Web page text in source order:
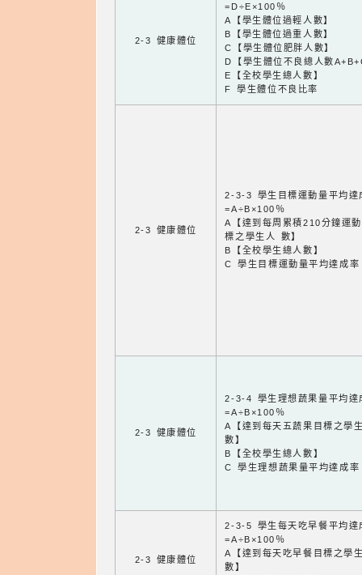
2-3 健康體位
=D÷E×100％
A【學生體位過輕人數】
B【學生體位過重人數】
C【學生體位肥胖人數】
D【學生體位不良總人數
E【全校學生總人數】
F 學生體位不良比率
2-3 健康體位
2-3-3 學生目標運動量平均達
=A÷B×100％
A【達到每周累積210分鐘運
標之學生人 數】
B【全校學生總人數】
C 學生目標運動量平均達成率
2-3 健康體位
2-3-4 學生理想蔬果量平均達
=A÷B×100％
A【達到每天五蔬果目標之學
數】
B【全校學生總人數】
C 學生理想蔬果量平均達成率
2-3 健康體位
2-3-5 學生每天吃早餐平均達
=A÷B×100％
A【達到每天吃早餐目標之學
數】